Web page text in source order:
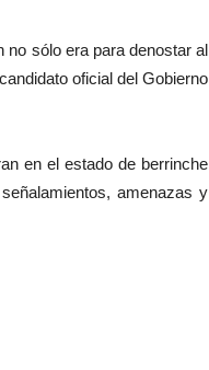
no sólo era para denostar al
oficial del Gobierno
en el estado de berrinche
amenazas y